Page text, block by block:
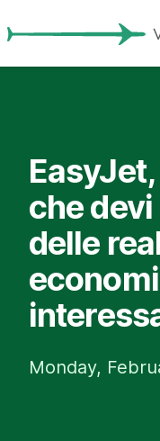
che
delle
Monday,